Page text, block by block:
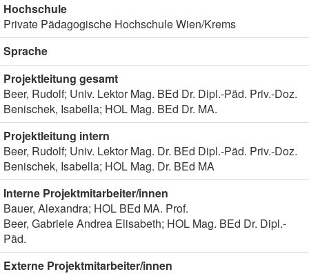
Hochschule
Private Pädagogische Hochschule Wien/Krems
Sprache
Projektleitung gesamt
Beer, Rudolf; Univ. Lektor Mag. BEd Dr. Dipl.-Päd. Priv.-Doz.
Benischek, Isabella; HOL Mag. BEd Dr. MA.
Projektleitung intern
Beer, Rudolf; Univ. Lektor Mag. Dr. BEd Dipl.-Päd. Priv.-Doz.
Benischek, Isabella; HOL Mag. Dr. BEd MA
Interne Projektmitarbeiter/innen
Bauer, Alexandra; HOL BEd MA. Prof.
Beer, Gabriele Andrea Elisabeth; HOL Mag. BEd Dr. Dipl.-
Päd.
Externe Projektmitarbeiter/innen